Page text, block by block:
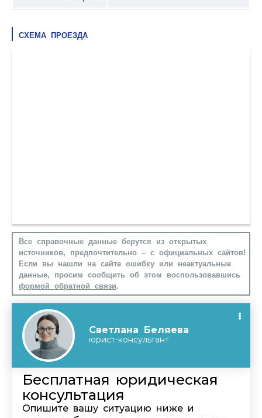
СХЕМА ПРОЕЗДА
Все справочные данные берутся из открытых
источников, предпочтительно – с официальных сайтов!
Если вы нашли на сайте ошибку или неактуальные
данные, просим сообщить об этом воспользовавшись
формой обратной связи.